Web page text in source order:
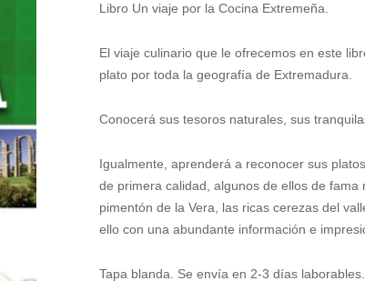
Libro Un viaje por la Cocina Extremeña.
El viaje culinario que le ofrecemos en este
plato por toda la geografía de Extremadura.
Conocerá sus tesoros naturales, sus
Igualmente, aprenderá a reconocer sus
de primera calidad, algunos de ellos de
pimentón de la Vera, las ricas cerezas del
ello con una abundante información e
Tapa blanda. Se envía en 2-3 días laborables.